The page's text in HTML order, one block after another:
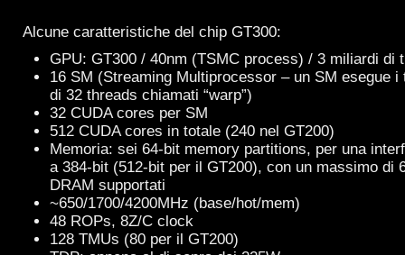
Alcune caratteristiche del chip GT300:
GPU: GT300 / 40nm (TSMC process) / 3 miliardi di
16 SM (Streaming Multiprocessor – un SM esegue i
di 32 threads chiamati “warp”)
32 CUDA cores per SM
512 CUDA cores in totale (240 nel GT200)
Memoria: sei 64-bit memory partitions, per una
a 384-bit (512-bit per il GT200), con un massimo di
DRAM supportati
~650/1700/4200MHz (base/hot/mem)
48 ROPs, 8Z/C clock
128 TMUs (80 per il GT200)